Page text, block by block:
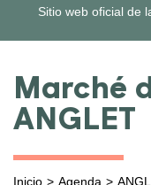
contenido
Sitio web oficial de
Marché
ANGLET
Inicio Agenda